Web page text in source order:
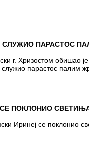
СЛУЖИО ПАРАСТОС
г. Хризостом обишао је
парастос палим
СЕ ПОКЛОНИО
Иринеј се поклонио